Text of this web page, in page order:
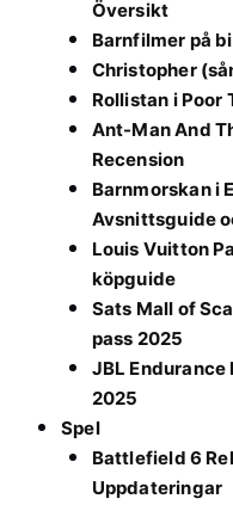
Översikt
Barnfilmer på
Christopher
Rollistan i Poor
Ant-Man And
Recension
Barnmorskan i
Avsnittsguide
Louis Vuitton
köpguide
Sats Mall of
pass 2025
JBL Endurance
2025
Spel
Battlefield 6
Uppdateringar